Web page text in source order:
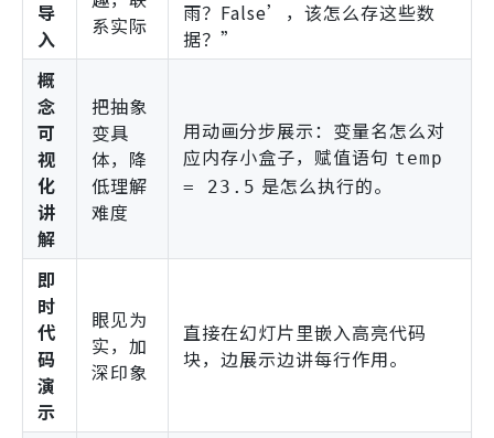
导
入
系实际
雨？False’，该怎么存这些数
据？”
概
念
可
视
化
讲
解
把抽象
变具
体，降
低理解
难度
用动画分步展示：变量名怎么对
应内存小盒子，赋值语句 temp
= 23.5 是怎么执行的。
即
时
代
码
演
示
眼见为
实，加
深印象
直接在幻灯片里嵌入高亮代码
块，边展示边讲每行作用。